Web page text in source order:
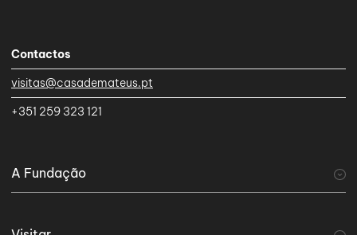
Contactos
visitas@casademateus.pt
+351 259 323 121
A Fundação
Historial da Fundação